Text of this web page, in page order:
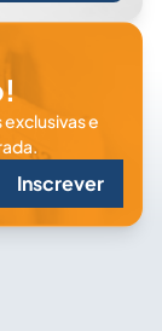
e
Inscrever